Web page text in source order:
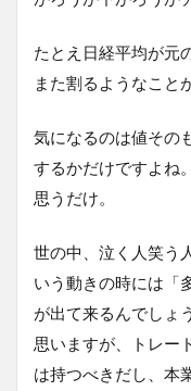
たとえ日経平均が元
また割るようなこと
気になるのは値その
するかだけですよね
思うだけ。
世の中、泣く人笑う
いう動きの時には「
が出て来るんでしょ
思いますが、トレー
は持つべきだし、本